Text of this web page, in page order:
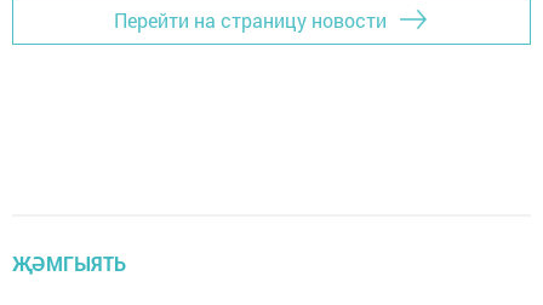
Перейти на страницу новости
ҖӘМГЫЯТЬ